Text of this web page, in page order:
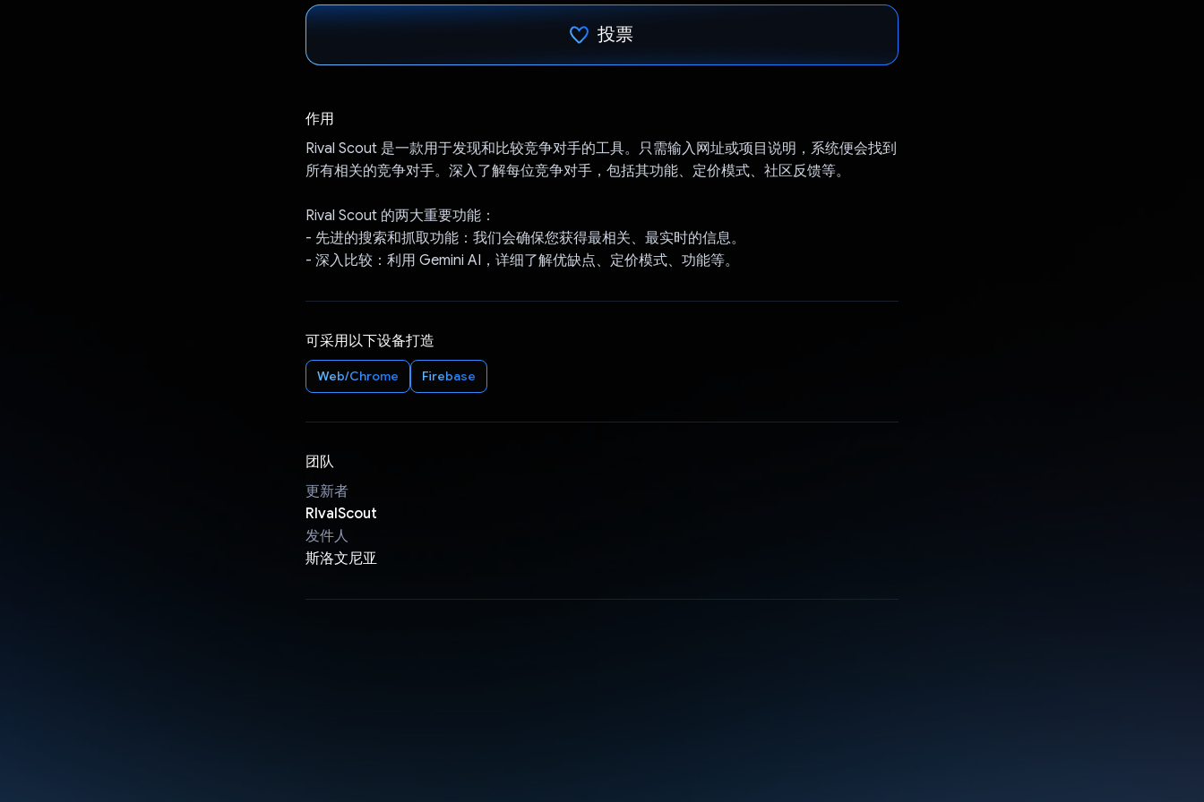
投票
作用
Rival Scout 是一款用于发现和比较竞争对手的工具。只需输入网址或项目说明，系统便会找到
所有相关的竞争对手。深入了解每位竞争对手，包括其功能、定价模式、社区反馈等。
Rival Scout 的两大重要功能：
- 先进的搜索和抓取功能：我们会确保您获得最相关、最实时的信息。
- 深入比较：利用 Gemini AI，详细了解优缺点、定价模式、功能等。
可采用以下设备打造
Web/Chrome Firebase
团队
更新者
RIvalScout
发件人
斯洛文尼亚